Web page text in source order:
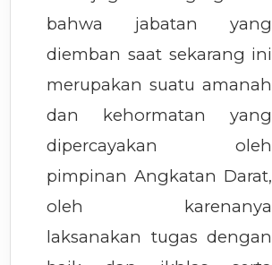
bahwa jabatan yang
diemban saat sekarang ini
merupakan suatu amanah
dan kehormatan yang
dipercayakan oleh
pimpinan Angkatan Darat,
oleh karenanya
laksanakan tugas dengan